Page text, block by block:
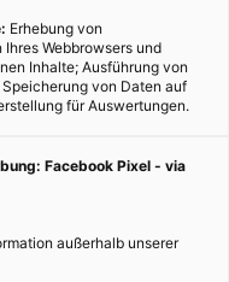
Erhebung von
Webbrowsers und
Inhalte; Ausführung von
von Daten auf
für Auswertungen.
Facebook Pixel - via
außerhalb unserer